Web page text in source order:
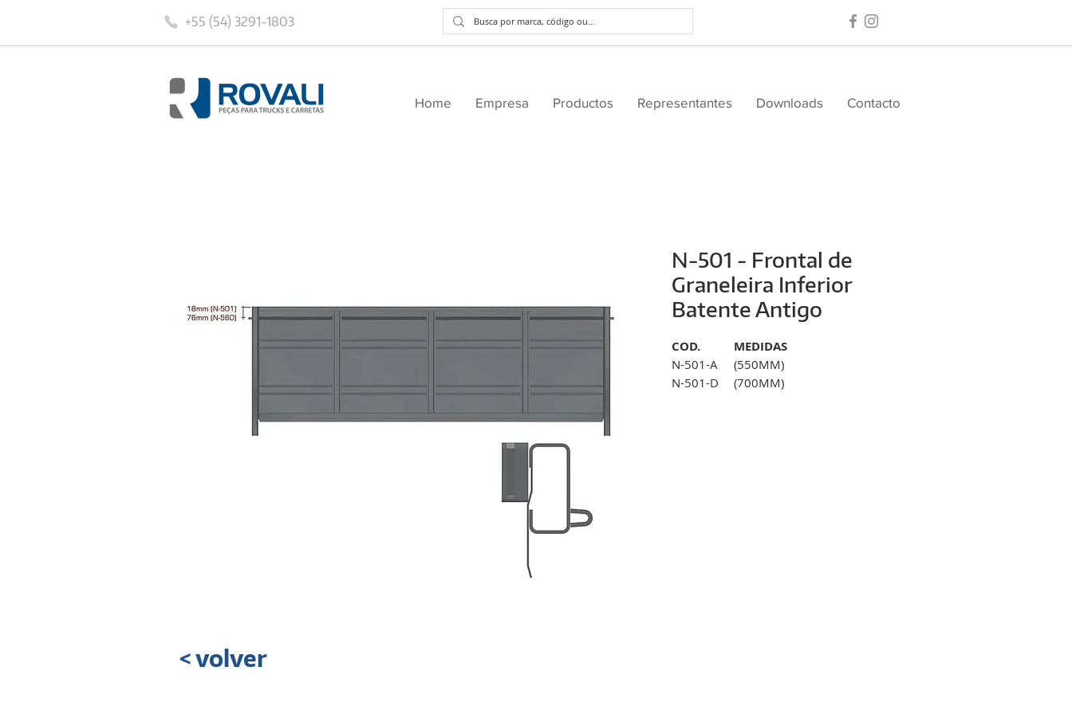
+55 (54) 3291-1803
Home Empresa Productos Representantes Downloads Contacto
N-501 - Frontal de
Graneleira Inferior
Batente Antigo
COD.
N-501-A
MEDIDAS
(550MM)
N-501-D
(700MM)
< volver